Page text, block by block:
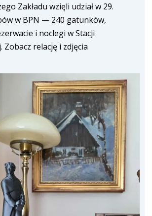
Zakładu wzięli udział w 29.
w BPN — 240 gatunków,
i noclegi w Stacji
Zobacz relację i zdjęcia